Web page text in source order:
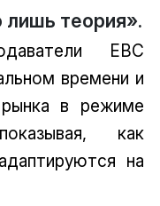
теория».
EBC
времени и
в режиме
как
на